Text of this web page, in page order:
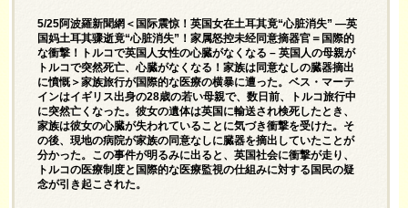
5/25阿波羅新聞網＜国际震惊！英国女在土耳其竟“心脏消失” —英
国妈土耳其骤逝竟“心脏消失”！家属怒控未经同意摘器官＝国際的
な衝撃！トルコで英国人女性の心臓がなくなる – 英国人の母親が
トルコで突然死亡、心臓がなくなる！家族は同意なしの臓器摘出
に憤慨＞家族旅行が国際的な医療の横暴に遭った。ベス・マーテ
インはイギリス出身の28歳の若い母親で、数日前、トルコ旅行中
に突然亡くなった。彼女の遺体は英国に輸送され検死したとき、
家族は彼女の心臓が失われていることに気づき衝撃を受けた。そ
の後、現地の病院が家族の同意なしに臓器を摘出していたことが
分かった。この事件が明るみに出ると、英国社会に衝撃が走り、
トルコの医療制度と国際的な医療監視の仕組みに対する国民の疑
念が引き起こされた。